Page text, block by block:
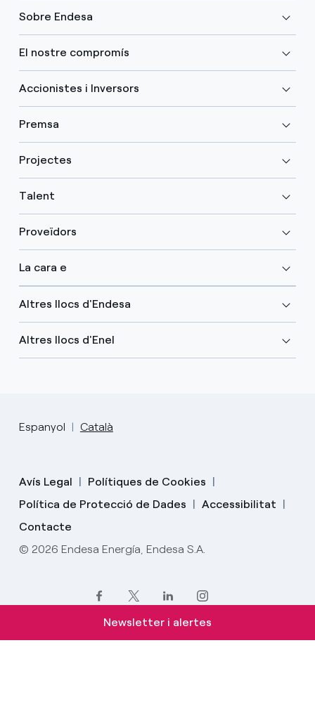
Sobre Endesa
El nostre compromís
Accionistes i Inversors
Premsa
Projectes
Talent
Proveïdors
La cara e
Altres llocs d'Endesa
Altres llocs d'Enel
Espanyol Català
Avís Legal
Polítiques de Cookies
Política de Protecció de Dades
Accessibilitat
Contacte
© 2026 Endesa Energía, Endesa S.A.
Newsletter i alertes